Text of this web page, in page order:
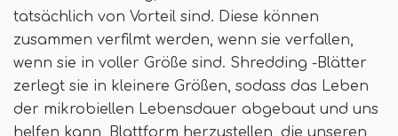
tatsächlich von Vorteil sind. Diese können
zusammen verfilmt werden, wenn sie verfallen,
wenn sie in voller Größe sind. Shredding -Blätter
zerlegt sie in kleinere Größen, sodass das Leben
der mikrobiellen Lebensdauer abgebaut und uns
helfen kann, Blattform herzustellen, die unseren